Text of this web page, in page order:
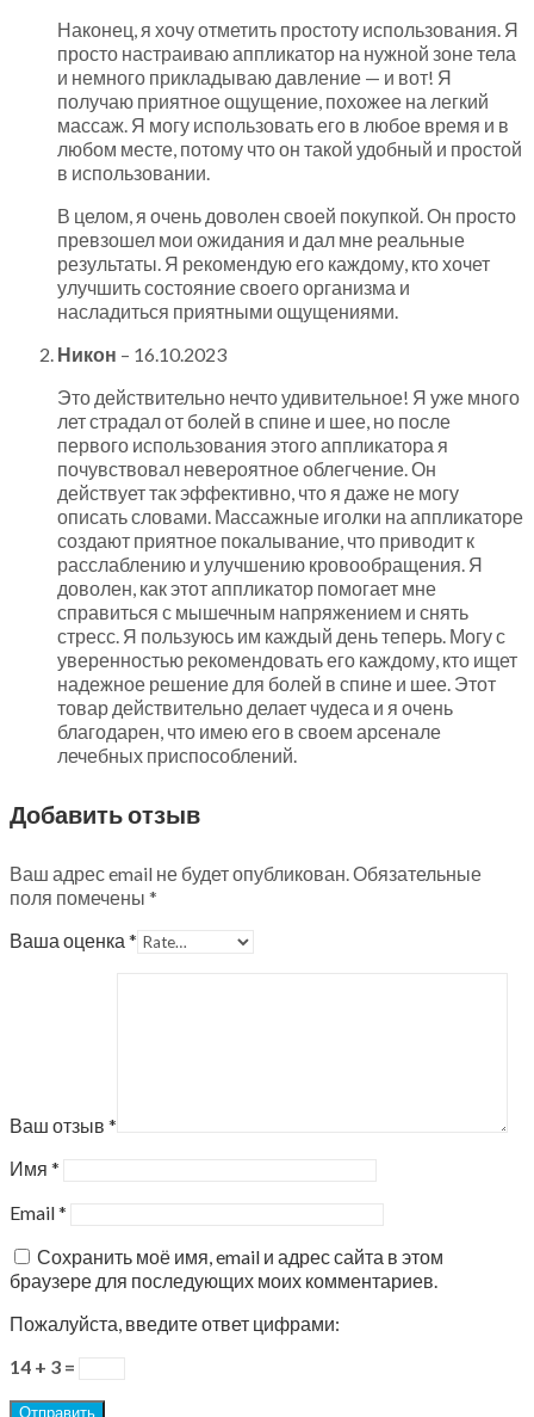
Наконец, я хочу отметить простоту использования. Я
просто настраиваю аппликатор на нужной зоне тела
и немного прикладываю давление — и вот! Я
получаю приятное ощущение, похожее на легкий
массаж. Я могу использовать его в любое время и в
любом месте, потому что он такой удобный и простой
в использовании.
В целом, я очень доволен своей покупкой. Он просто
превзошел мои ожидания и дал мне реальные
результаты. Я рекомендую его каждому, кто хочет
улучшить состояние своего организма и
насладиться приятными ощущениями.
Никон – 16.10.2023
Это действительно нечто удивительное! Я уже много
лет страдал от болей в спине и шее, но после
первого использования этого аппликатора я
почувствовал невероятное облегчение. Он
действует так эффективно, что я даже не могу
описать словами. Массажные иголки на аппликаторе
создают приятное покалывание, что приводит к
расслаблению и улучшению кровообращения. Я
доволен, как этот аппликатор помогает мне
справиться с мышечным напряжением и снять
стресс. Я пользуюсь им каждый день теперь. Могу с
уверенностью рекомендовать его каждому, кто ищет
надежное решение для болей в спине и шее. Этот
товар действительно делает чудеса и я очень
благодарен, что имею его в своем арсенале
лечебных приспособлений.
Добавить отзыв
Ваш адрес email не будет опубликован. Обязательные
поля помечены *
Ваша оценка *
Ваш отзыв *
Имя *
Email*
Сохранить моё имя, email и адрес сайта в этом
браузере для последующих моих комментариев.
Пожалуйста, введите ответ цифрами:
14 + 3 =